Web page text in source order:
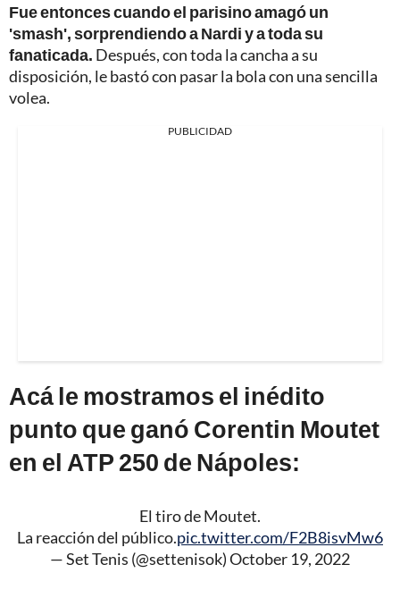
Fue entonces cuando el parisino amagó un
'smash', sorprendiendo a Nardi y a toda su
fanaticada. Después, con toda la cancha a su
disposición, le bastó con pasar la bola con una sencilla
volea.
PUBLICIDAD
Acá le mostramos el inédito
punto que ganó Corentin Moutet
en el ATP 250 de Nápoles:
El tiro de Moutet.
La reacción del público.pic.twitter.com/F2B8isvMw6
— Set Tenis (@settenisok)October 19, 2022